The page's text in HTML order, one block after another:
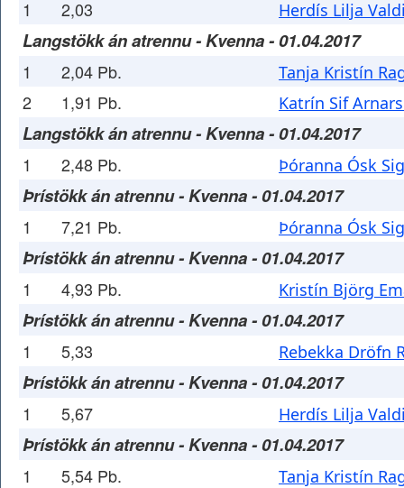
1 2,03 Herdís Lilja
Langstökk án atrennu - Kvenna - 01.04.2017
1 2,04 Pb. Tanja Kristín
2 1,91 Pb. Katrín Sif
Langstökk án atrennu - Kvenna - 01.04.2017
1 2,48 Pb. Þóranna Ósk
Þrístökk án atrennu - Kvenna - 01.04.2017
1 7,21 Pb. Þóranna Ósk
Þrístökk án atrennu - Kvenna - 01.04.2017
1 4,93 Pb. Kristín Björg
Þrístökk án atrennu - Kvenna - 01.04.2017
1 5,33 Rebekka Dröfn
Þrístökk án atrennu - Kvenna - 01.04.2017
1 5,67 Herdís Lilja
Þrístökk án atrennu - Kvenna - 01.04.2017
1 5,54 Pb. Tanja Kristín